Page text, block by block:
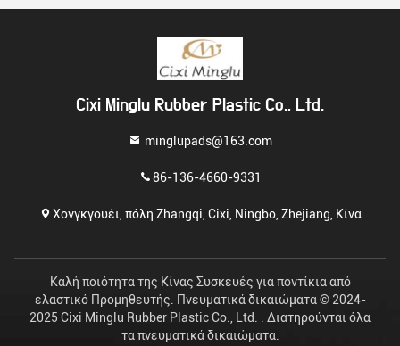
Cixi Minglu Rubber Plastic Co., Ltd.
minglupads@163.com
86-136-4660-9331
Χονγκγουέι, πόλη Zhangqi, Cixi, Ningbo, Zhejiang, Κίνα
Καλή ποιότητα της Κίνας Συσκευές για ποντίκια από
ελαστικό Προμηθευτής. Πνευματικά δικαιώματα © 2024-
2025 Cixi Minglu Rubber Plastic Co., Ltd. . Διατηρούνται όλα
τα πνευματικά δικαιώματα.